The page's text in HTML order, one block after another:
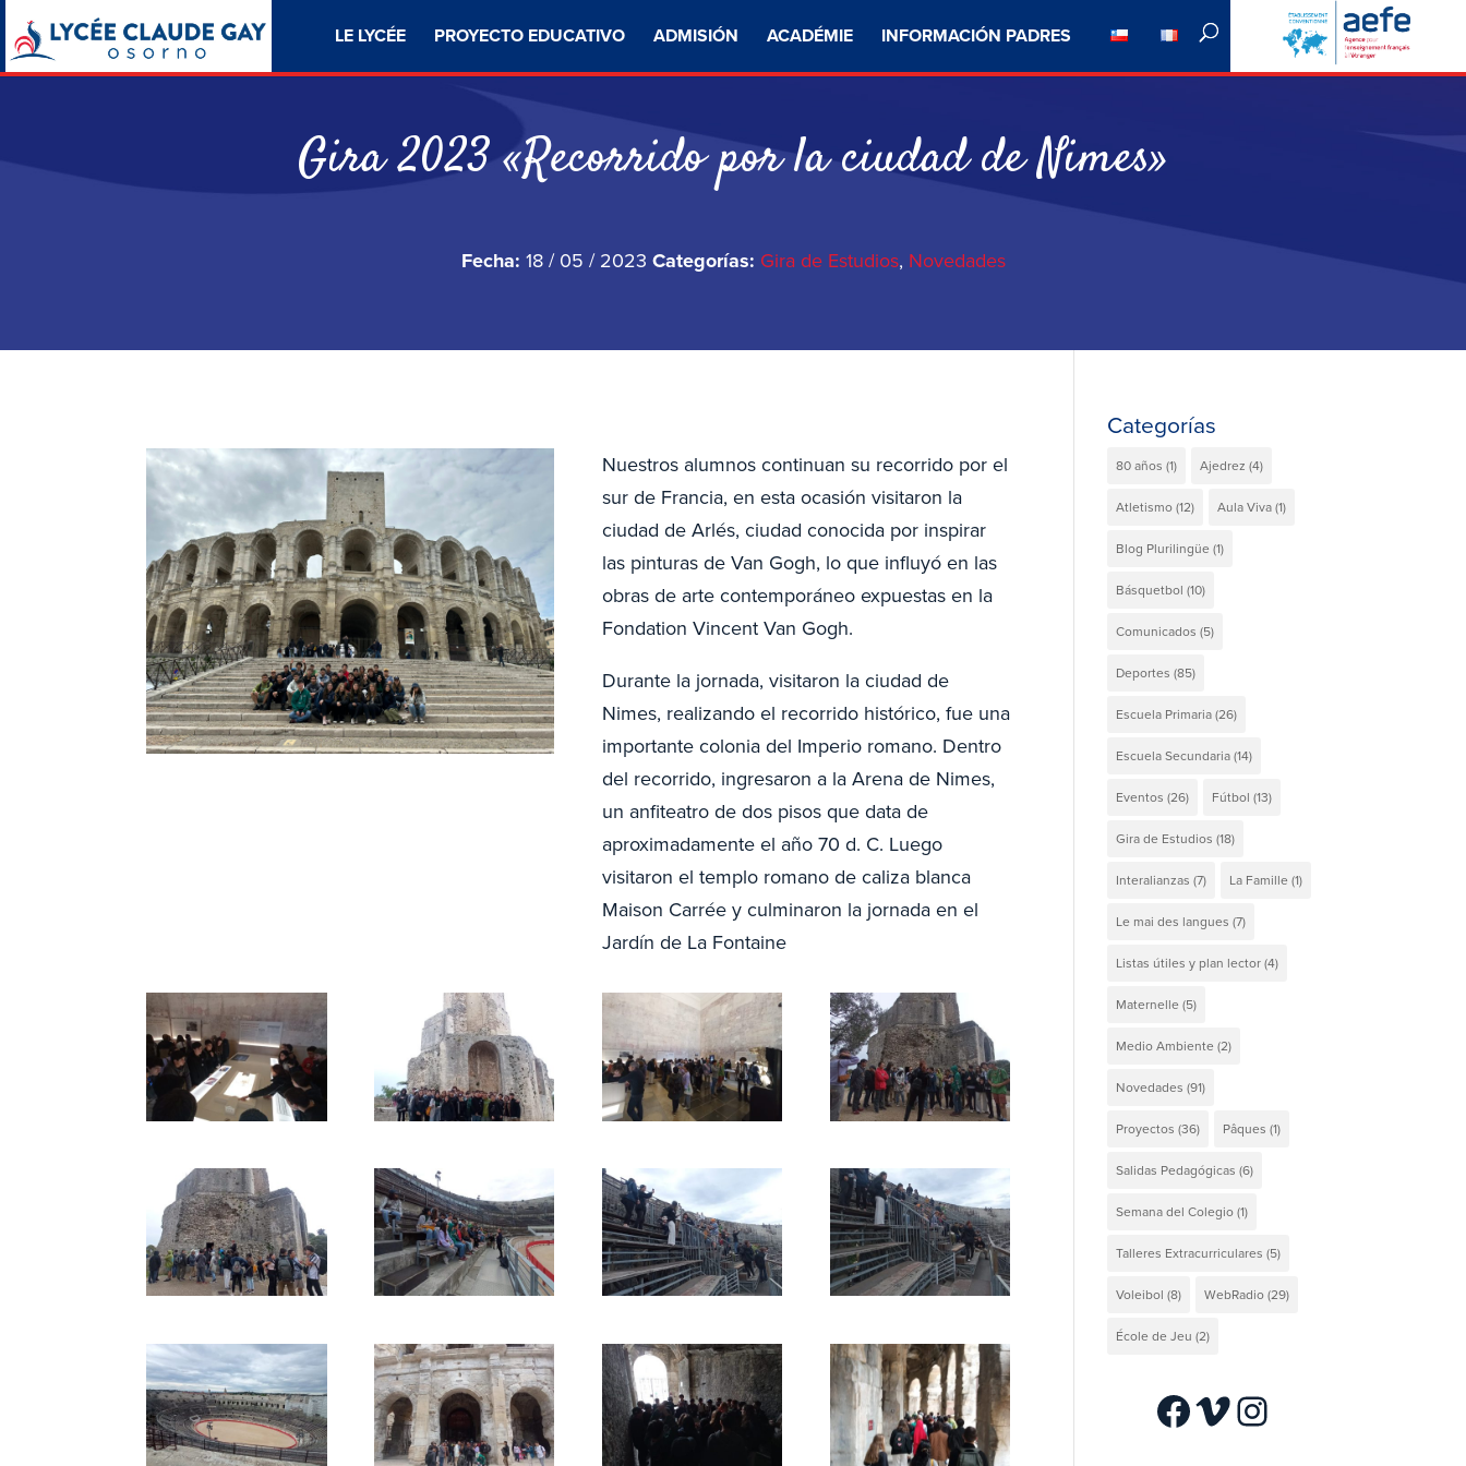
LE LYCÉE PROYECTO EDUCATIVO ADMISIÓN ACADÉMIE INFORMACIÓN PADRES
Gira 2023 «Recorrido por la ciudad de Nimes»
Fecha: 18 / 05 / 2023 Categorías: Gira de Estudios, Novedades
Nuestros alumnos continuan su recorrido por el
sur de Francia, en esta ocasión visitaron la
ciudad de Arlés, ciudad conocida por inspirar
las pinturas de Van Gogh, lo que influyó en las
obras de arte contemporáneo expuestas en la
Fondation Vincent Van Gogh.
Durante la jornada, visitaron la ciudad de
Nimes, realizando el recorrido histórico, fue una
importante colonia del Imperio romano. Dentro
del recorrido, ingresaron a la Arena de Nimes,
un anfiteatro de dos pisos que data de
aproximadamente el año 70 d. C. Luego
visitaron el templo romano de caliza blanca
Maison Carrée y culminaron la jornada en el
Jardín de La Fontaine
Categorías
80 años (1) Ajedrez (4)
Atletismo(12) Aula Viva(1)
Blog Plurilingüe (1)
Básquetbol (10)
Comunicados (5)
Deportes (85)
Escuela Primaria(26)
Escuela Secundaria(14)
Eventos (26) Fútbol (13)
Gira de Estudios (18)
Interalianzas (7) La Famille (1)
Le mai des langues (7)
Listas útiles y plan lector(4)
Maternelle (5)
Medio Ambiente (2)
Novedades (91)
Proyectos (36) Pâques (1)
Salidas Pedagógicas (6)
Semana del Colegio(1)
Talleres Extracurriculares (5)
Voleibol (8) WebRadio(29)
École de Jeu (2)
Facebook
VimeoInstagram